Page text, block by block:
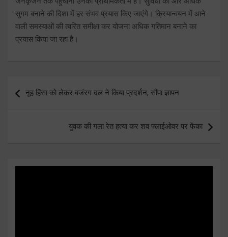
सुगम बनाने की दिशा में हर संभव प्रयास किए जाएंगे। क्रियान्वयन में आने
वाली समस्याओं की त्वरित समीक्षा कर योजना अधिक गतिमान बनाने का
प्रयास किया जा रहा है।
navigation
नूह हिंसा को लेकर बजंरग दल ने किया प्रदर्शन, सौंपा ज्ञापन
युवक की गला रेत हत्या कर शव फ्लाईओवर पर फेंका